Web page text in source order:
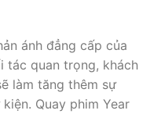
ánh đẳng cấp của
tác quan trọng, khách
làm tăng thêm sự
Quay phim Year